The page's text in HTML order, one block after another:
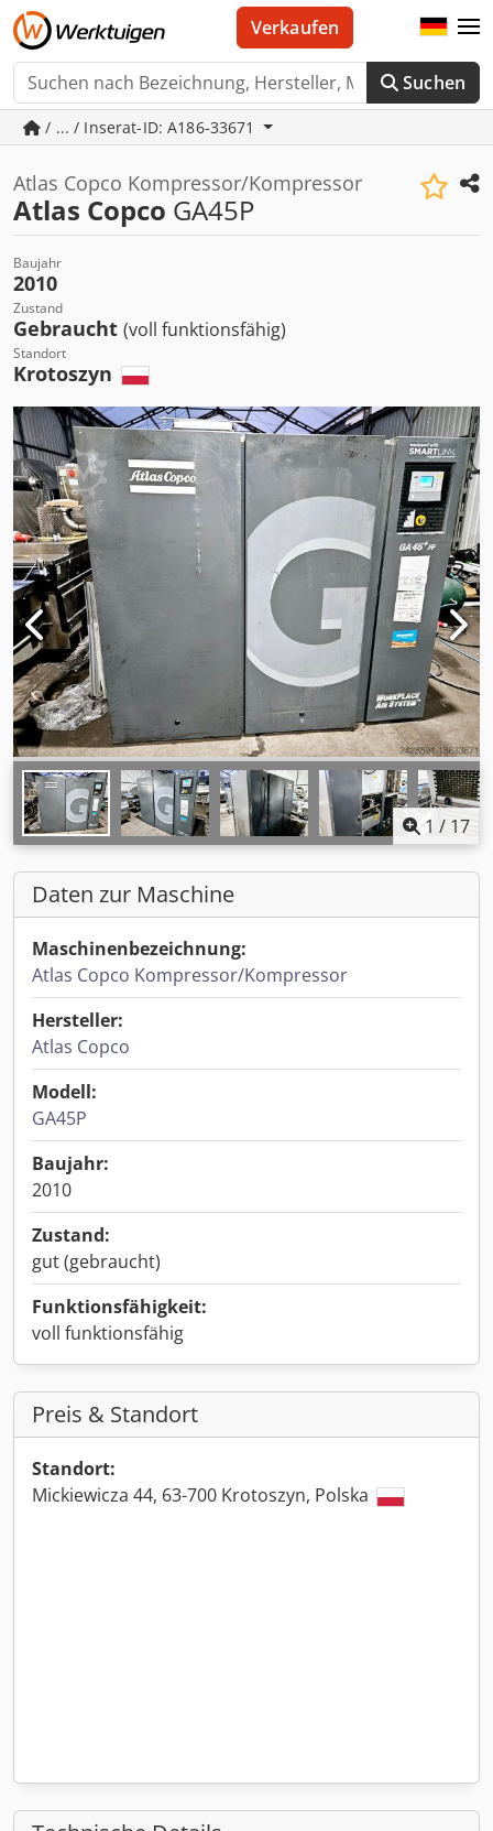
Suchen
Verkaufen
/ ... / Inserat-ID: A186-33671
Atlas Copco Kompressor/Kompressor
Atlas Copco GA45P
Baujahr
2010
Zustand
Gebraucht (voll funktionsfähig)
Standort
Krotoszyn
1 / 17
Daten zur Maschine
Maschinenbezeichnung:
Atlas Copco Kompressor/Kompressor
Hersteller:
Atlas Copco
Modell:
GA45P
Baujahr:
2010
Zustand:
gut (gebraucht)
Funktionsfähigkeit:
voll funktionsfähig
Preis & Standort
Standort:
Mickiewicza 44, 63-700 Krotoszyn, Polska